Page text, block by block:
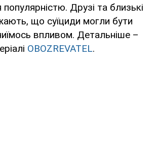
Друзі та близькі
що суїциди могли бути
впливом. Детальніше –
OBOZREVATEL.